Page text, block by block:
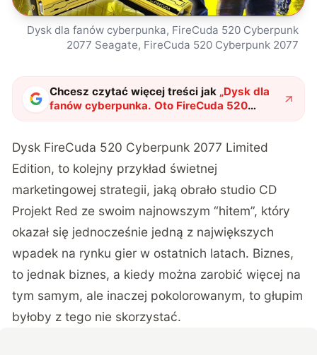
Dysk dla fanów cyberpunka, FireCuda 520 Cyberpunk
2077 Seagate, FireCuda 520 Cyberpunk 2077
Chcesz czytać więcej treści jak „Dysk dla
fanów cyberpunka. Oto FireCuda 520
Cyberpunk 2077 od Seagate"?
Dysk FireCuda 520 Cyberpunk 2077 Limited
Edition, to kolejny przykład świetnej
marketingowej strategii, jaką obrało studio CD
Projekt Red ze swoim najnowszym “hitem”, który
okazał się jednocześnie jedną z największych
wpadek na rynku gier w ostatnich latach. Biznes,
to jednak biznes, a kiedy można zarobić więcej na
tym samym, ale inaczej pokolorowanym, to głupim
byłoby z tego nie skorzystać.